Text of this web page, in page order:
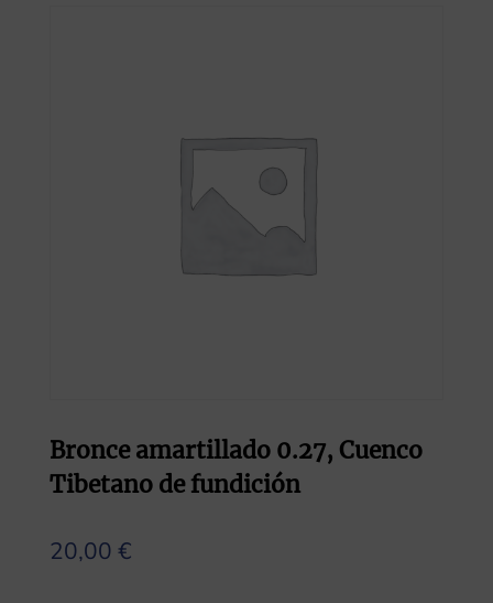
Bronce amartillado 0.27, Cuenco
Tibetano de fundición
20,00 €